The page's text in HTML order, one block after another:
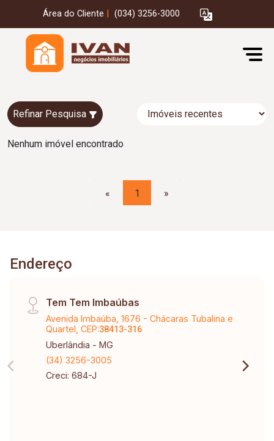
Área do Cliente (034) 3256-3000
Refinar Pesquisa
Nenhum imóvel encontrado
« 1 »
Endereço
Tem Tem Imbaúbas
Avenida Imbaúba, 1676 - Chácaras Tubalina e
Quartel, CEP:38413-316
Uberlândia - MG
(34) 3256-3005
Creci: 684-J